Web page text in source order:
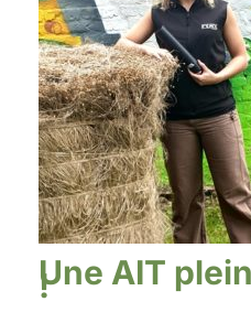
Une AIT
!